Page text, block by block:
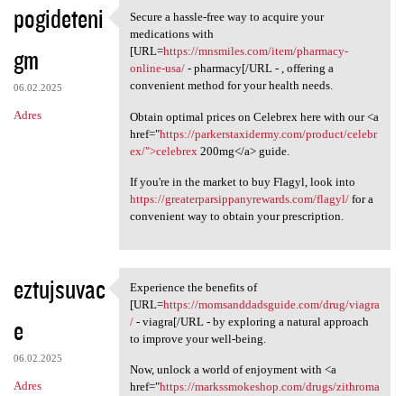
pogideteni
gm
06.02.2025
Adres
Secure a hassle-free way to
Secure a hassle-free way to acquire your
medications with
[URL=https://mnsmiles.com/item/pharmacy-
online-usa/- pharmacy[/URL - , offering a
convenient method for your health needs.
Obtain optimal prices on Celebrex here with our <a
href="https://parkerstaxidermy.com/product/celebr
ex/">celebrex 200mg</a> guide.
If you're in the market to buy Flagyl, look into
https://greaterparsippanyrewards.com/flagyl/for a
convenient way to obtain your prescription.
eztujsuvac
e
06.02.2025
Adres
Experience the benefits of
Experience the benefits of
[URL=https://momsanddadsguide.com/drug/viagra
/- viagra[/URL - by exploring a natural approach
to improve your well-being.
Now, unlock a world of enjoyment with <a
href="https://markssmokeshop.com/drugs/zithroma